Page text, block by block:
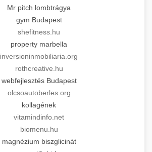
Mr pitch lombtrágya
gym Budapest
shefitness.hu
property marbella
inversioninmobiliaria.org
rothcreative.hu
webfejlesztés Budapest
olcsoautoberles.org
kollagének
vitamindinfo.net
biomenu.hu
magnézium biszglicinát